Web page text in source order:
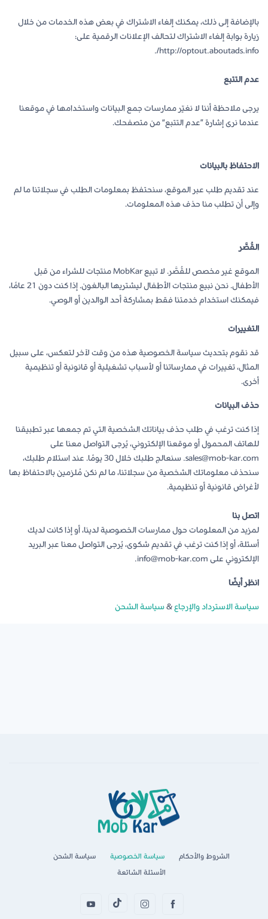
بالإضافة إلى ذلك، يمكنك إلغاء الاشتراك في بعض هذه الخدمات من خلال
زيارة بوابة إلغاء الاشتراك لتحالف الإعلانات الرقمية على:
http://optout.aboutads.info/.
عدم التتبع
يرجى ملاحظة أننا لا نغيّر ممارسات جمع البيانات واستخدامها في موقعنا
عندما نرى إشارة ”عدم التتبع“ من متصفحك.
الاحتفاظ بالبيانات
عند تقديم طلب عبر الموقع، سنحتفظ بمعلومات الطلب في سجلاتنا ما لم
وإلى أن تطلب منا حذف هذه المعلومات.
القُصَّر
الموقع غير مخصص للقُصَّر. لا تبيع MobKar منتجات للشراء من قبل
الأطفال. نحن نبيع منتجات الأطفال ليشتريها البالغون. إذا كنت دون 21 عامًا،
فيمكنك استخدام خدمتنا فقط بمشاركة أحد الوالدين أو الوصي.
التغييرات
قد نقوم بتحديث سياسة الخصوصية هذه من وقت لآخر لتعكس، على سبيل
المثال، تغييرات في ممارساتنا أو لأسباب تشغيلية أو قانونية أو تنظيمية
أخرى.
حذف البيانات
إذا كنت ترغب في طلب حذف بياناتك الشخصية التي تم جمعها عبر تطبيقنا
للهاتف المحمول أو موقعنا الإلكتروني، يُرجى التواصل معنا على
sales@mob-kar.com. سنعالج طلبك خلال 30 يومًا. عند استلام طلبك،
سنحذف معلوماتك الشخصية من سجلاتنا، ما لم نكن مُلزمين بالاحتفاظ بها
لأغراض قانونية أو تنظيمية.
اتصل بنا
لمزيد من المعلومات حول ممارسات الخصوصية لدينا، أو إذا كانت لديك
أسئلة، أو إذا كنت ترغب في تقديم شكوى، يُرجى التواصل معنا عبر البريد
الإلكتروني على info@mob-kar.com.
انظر أيضًا
سياسة الاسترداد والإرجاع&سياسة الشحن
الشروط والأحكام سياسة الخصوصية
سياسة الشحن
الأسئلة الشائعة